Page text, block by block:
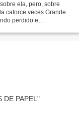
ela, pero, sobre
catorce veces Grande
perdido e